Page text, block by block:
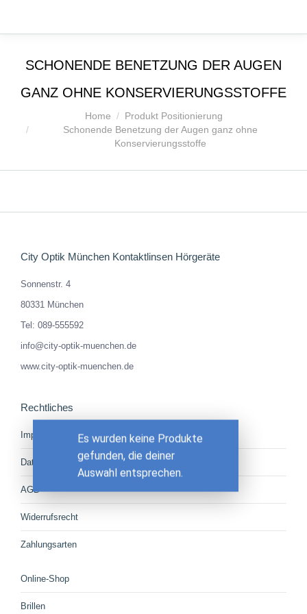
SCHONENDE BENETZUNG DER AUGEN
GANZ OHNE KONSERVIERUNGSSTOFFE
Sie befinden sich hier:
Home
Produkt Positionierung
Schonende Benetzung der Augen ganz ohne
Konservierungsstoffe
Es wurden keine Produkte
gefunden, die deiner
Auswahl entsprechen.
City Optik München Kontaktlinsen Hörgeräte
Sonnenstr. 4
80331 München
Tel: 089-555592
info@city-optik-muenchen.de
www.city-optik-muenchen.de
Rechtliches
Impressum
Datenschutz
AGB
Widerrufsrecht
Zahlungsarten
Online-Shop
Brillen